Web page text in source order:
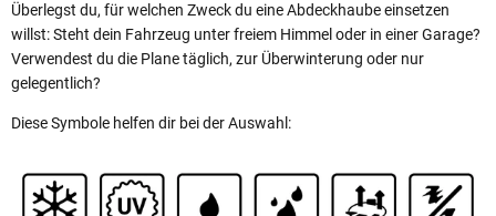
Überlegst du, für welchen Zweck du eine Abdeckhaube einsetzen
willst: Steht dein Fahrzeug unter freiem Himmel oder in einer Garage?
Verwendest du die Plane täglich, zur Überwinterung oder nur
gelegentlich?
Diese Symbole helfen dir bei der Auswahl: